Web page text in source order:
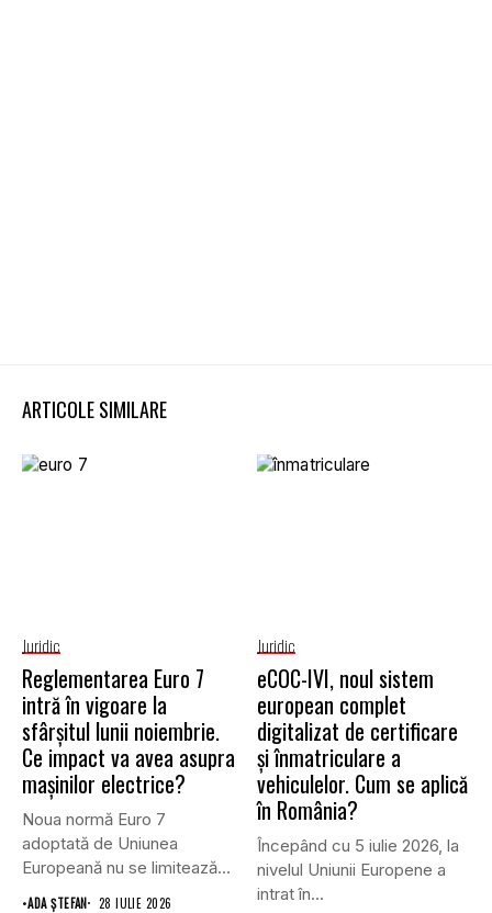
ARTICOLE SIMILARE
Juridic
Reglementarea Euro 7
intră în vigoare la
sfârșitul lunii noiembrie.
Ce impact va avea asupra
mașinilor electrice?
Noua normă Euro 7
adoptată de Uniunea
Europeană nu se limitează
doar...
•ADA ȘTEFAN 28 IULIE 2026
Juridic
eCOC-IVI, noul sistem
european complet
digitalizat de certificare
și înmatriculare a
vehiculelor. Cum se aplică
în România?
Începând cu 5 iulie 2026, la
nivelul Uniunii Europene a
intrat în...